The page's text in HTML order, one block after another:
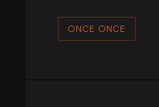
ONCE ONCE